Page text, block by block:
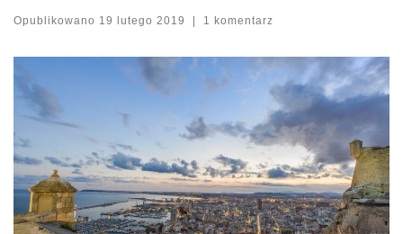
Opublikowano 19 lutego 2019 | 1 komentarz